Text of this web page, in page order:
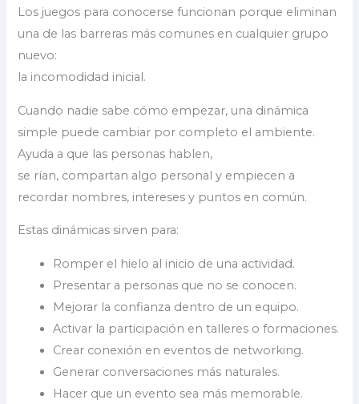
Los juegos para conocerse funcionan porque eliminan
una de las barreras más comunes en cualquier grupo
nuevo:
la incomodidad inicial.
Cuando nadie sabe cómo empezar, una dinámica
simple puede cambiar por completo el ambiente.
Ayuda a que las personas hablen,
se rían, compartan algo personal y empiecen a
recordar nombres, intereses y puntos en común.
Estas dinámicas sirven para:
Romper el hielo al inicio de una actividad.
Presentar a personas que no se conocen.
Mejorar la confianza dentro de un equipo.
Activar la participación en talleres o formaciones.
Crear conexión en eventos de networking.
Generar conversaciones más naturales.
Hacer que un evento sea más memorable.